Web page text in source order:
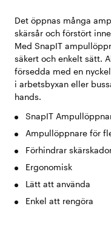
Det öppnas många
skärsår och förstört
Med SnapIT
säkert och enkelt sätt.
försedda med en
i arbetsbyxan eller
hands.
SnapIT
Ampullöppnare för
Förhindrar
Ergonomisk
Lätt att använda
Enkel att rengöra